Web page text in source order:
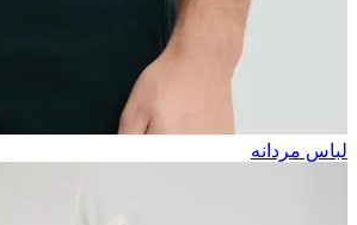
لباس مردانه